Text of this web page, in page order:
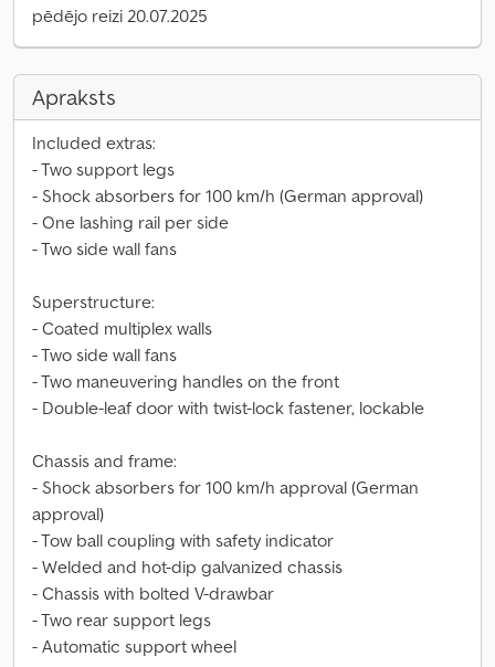
pēdējo reizi 20.07.2025
Apraksts
Included extras:
- Two support legs
- Shock absorbers for 100 km/h (German approval)
- One lashing rail per side
- Two side wall fans
Superstructure:
- Coated multiplex walls
- Two side wall fans
- Two maneuvering handles on the front
- Double-leaf door with twist-lock fastener, lockable
Chassis and frame:
- Shock absorbers for 100 km/h approval (German
approval)
- Tow ball coupling with safety indicator
- Welded and hot-dip galvanized chassis
- Chassis with bolted V-drawbar
- Two rear support legs
- Automatic support wheel